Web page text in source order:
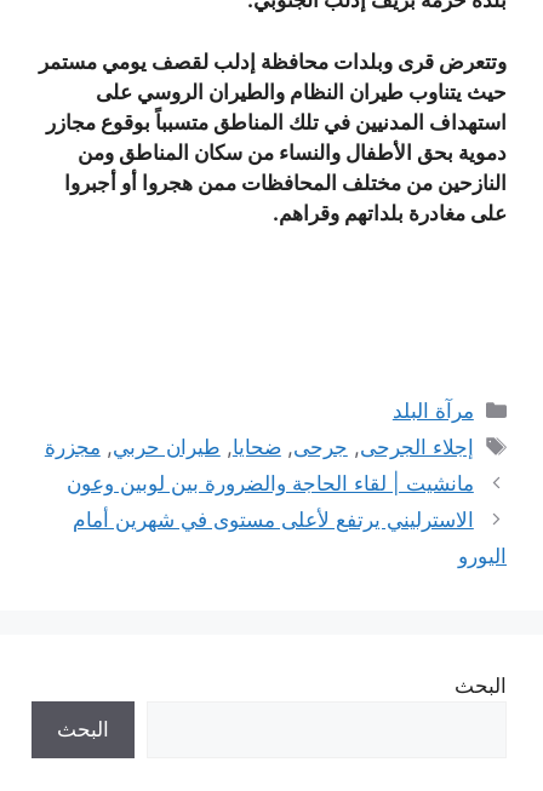
وتتعرض قرى وبلدات محافظة إدلب لقصف يومي مستمر
حيث يتناوب طيران النظام والطيران الروسي على
استهداف المدنيين في تلك المناطق متسبباً بوقوع مجازر
دموية بحق الأطفال والنساء من سكان المناطق ومن
النازحين من مختلف المحافظات ممن هجروا أو أجبروا
على مغادرة بلداتهم وقراهم.
التصنيفات
مرآة البلد
الوسوم
إجلاء الجرحى, جرحى,ضحايا, طيران حربي, مجزرة
مانشيت | لقاء الحاجة والضرورة بين لوبين وعون
الاسترليني يرتفع لأعلى مستوى في شهرين أمام
اليورو
البحث
البحث